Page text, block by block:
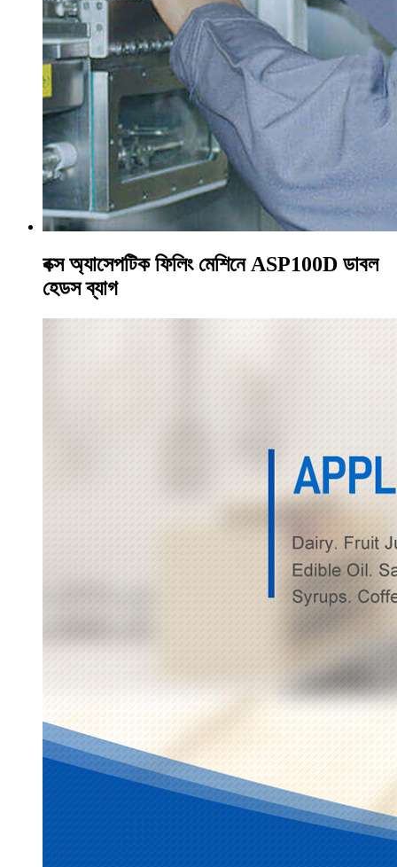
বক্স অ্যাসেপটিক ফিলিং মেশিনে ASP100D ডাবল
হেডস ব্যাগ